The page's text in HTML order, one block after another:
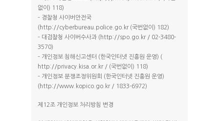
없이) 118)
– 경찰청 사이버안전국
(http://cyberbureau.police.go.kr (국번없이) 182)
– 대검찰청 사이버수사과 (http://spo.go.kr / 02-3480-
3570)
– 개인정보 침해신고센터 (한국인터넷 진흥원 운영) (
http://privacy.kisa.or.kr / (국번없이) 118)
– 개인정보 분쟁조정위원회 (한국인터넷 진흥원 운영)
(http://www.kopico.go.kr / 1833-6972)
제12조 개인정보 처리방침 변경